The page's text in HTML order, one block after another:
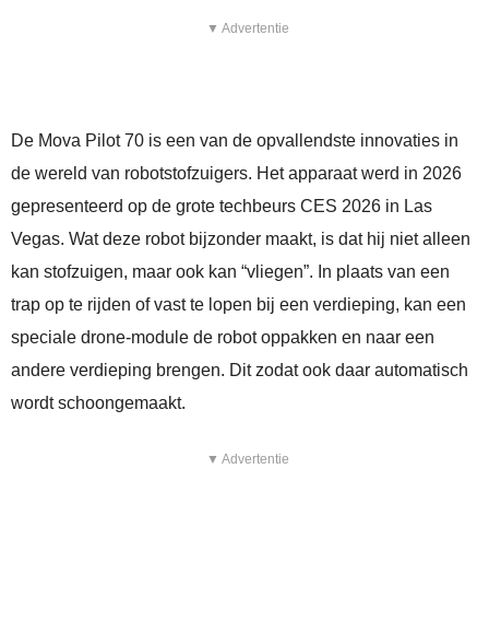
▼ Advertentie
De Mova Pilot 70 is een van de opvallendste innovaties in
de wereld van robotstofzuigers. Het apparaat werd in 2026
gepresenteerd op de grote techbeurs CES 2026 in Las
Vegas. Wat deze robot bijzonder maakt, is dat hij niet alleen
kan stofzuigen, maar ook kan “vliegen”. In plaats van een
trap op te rijden of vast te lopen bij een verdieping, kan een
speciale drone‑module de robot oppakken en naar een
andere verdieping brengen. Dit zodat ook daar automatisch
wordt schoongemaakt.
▼ Advertentie